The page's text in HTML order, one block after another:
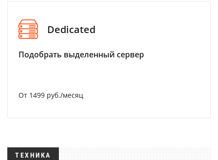
Dedicated
Подобрать выделенный сервер
От 1499 руб./месяц
ТЕХНИКА